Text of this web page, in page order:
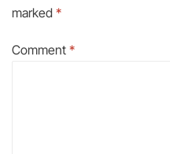
marked *
Comment *